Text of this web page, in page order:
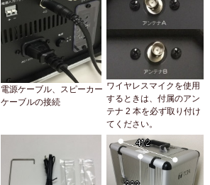
電源ケーブル、スピーカー
ケーブルの接続
ワイヤレスマイクを使用
するときは、付属のアン
テナ 2 本を必ず取り付け
てください。